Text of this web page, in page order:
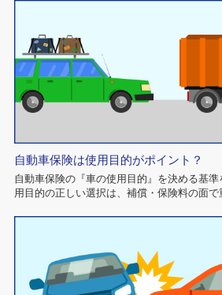
自動車保険は使用目的がポイント？
自動車保険の『車の使用目的』を決める基
用目的の正しい選択は、補償・保険料の面で